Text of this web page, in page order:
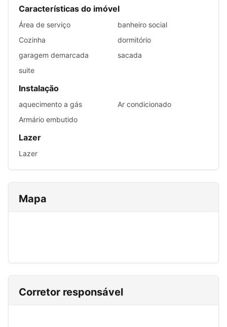
Características do imóvel
Área de serviço
banheiro social
Cozinha
dormitório
garagem demarcada
sacada
suite
Instalação
aquecimento a gás
Ar condicionado
Armário embutido
Lazer
Lazer
Mapa
Corretor responsável